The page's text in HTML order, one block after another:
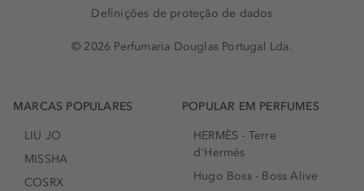
Definições de proteção de dados
© 2026 Perfumaria Douglas Portugal Lda.
MARCAS POPULARES
LIU JO
MISSHA
COSRX
POPULAR EM PERFUMES
HERMÈS - Terre
d'Hermés
Hugo Boss - Boss Alive